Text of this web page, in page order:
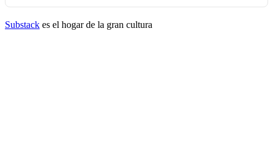
Substack es el hogar de la gran cultura